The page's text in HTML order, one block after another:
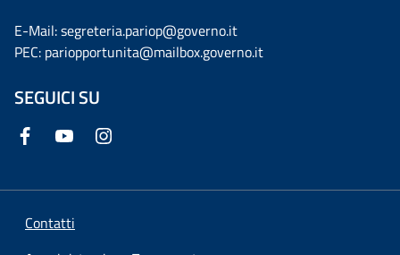
E-Mail: segreteria.pariop@governo.it
PEC: pariopportunita@mailbox.governo.it
SEGUICI SU
Contatti